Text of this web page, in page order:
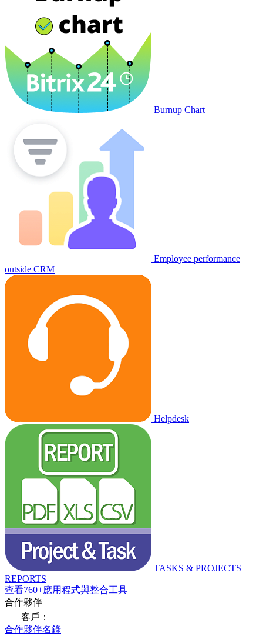
Burnup Chart
Employee performance
outside CRM
Helpdesk
TASKS & PROJECTS
REPORTS
查看760+應用程式與整合工具
合作夥伴
客戶：
合作夥伴名錄